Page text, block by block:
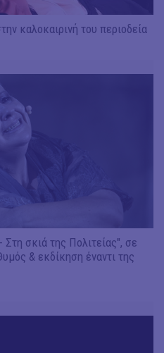
καλοκαιρινή του περιοδεία
Στη σκιά της Πολιτείας", σε
& εκδίκηση έναντι της